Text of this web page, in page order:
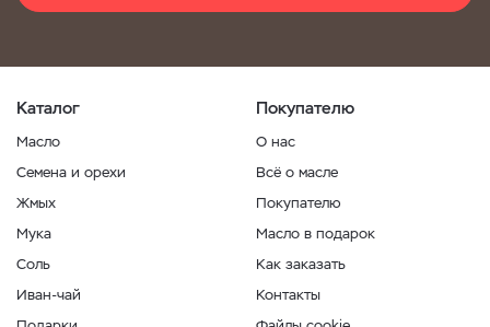
Каталог
Масло
Семена и орехи
Жмых
Мука
Соль
Иван-чай
Покупателю
О нас
Всё о масле
Покупателю
Масло в подарок
Как заказать
Контакты